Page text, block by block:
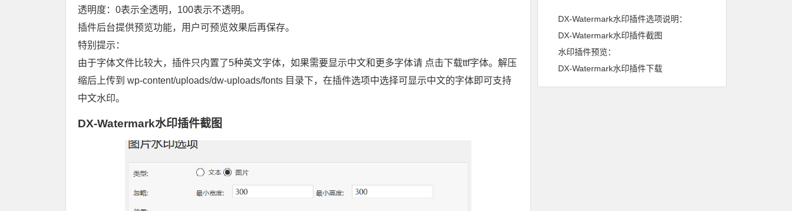
透明度：0表示全透明，100表示不透明。
插件后台提供预览功能，用户可预览效果后再保存。
特别提示：
由于字体文件比较大，插件只内置了5种英文字体，如果需要显示中文和更多字体请 点击下载ttf字体。解压
缩后上传到 wp-content/uploads/dw-uploads/fonts 目录下，在插件选项中选择可显示中文的字体即可支持
中文水印。
DX-Watermark水印插件截图
DX-Watermark水印插件选项说明：
DX-Watermark水印插件截图
水印插件预览：
DX-Watermark水印插件下载